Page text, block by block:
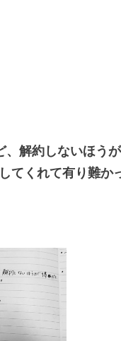
解約しないほう
てくれて有り難か